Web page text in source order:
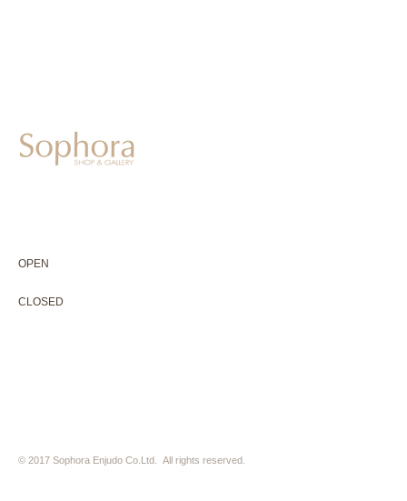
OPEN
CLOSED
© 2017 Sophora Enjudo Co.Ltd. All rights reserved.